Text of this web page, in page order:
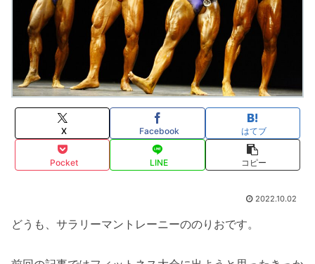
X Facebook はてブ
Pocket LINE コピー
2022.10.02
どうも、サラリーマントレーニーののりおです。